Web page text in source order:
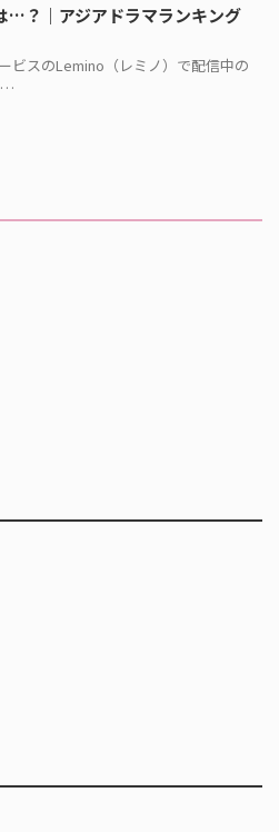
…？｜アジアドラマランキング
ビスのLemino（レミノ）で配信中の
…